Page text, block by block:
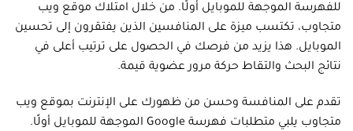
للفهرسة الموجهة للموبايل أولًا. من خلال امتلاك موقع ويب
متجاوب، تكتسب ميزة على المنافسين الذين يفتقرون إلى تحسين
الموبايل. هذا يزيد من فرصك في الحصول على ترتيب أعلى في
نتائج البحث والتقاط حركة مرور عضوية قيمة.
تقدم على المنافسة وحسن من ظهورك على الإنترنت بموقع ويب
متجاوب يلبي متطلبات فهرسة Google الموجهة للموبايل أولًا.